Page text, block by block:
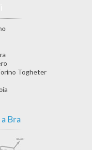
Togheter
Bra